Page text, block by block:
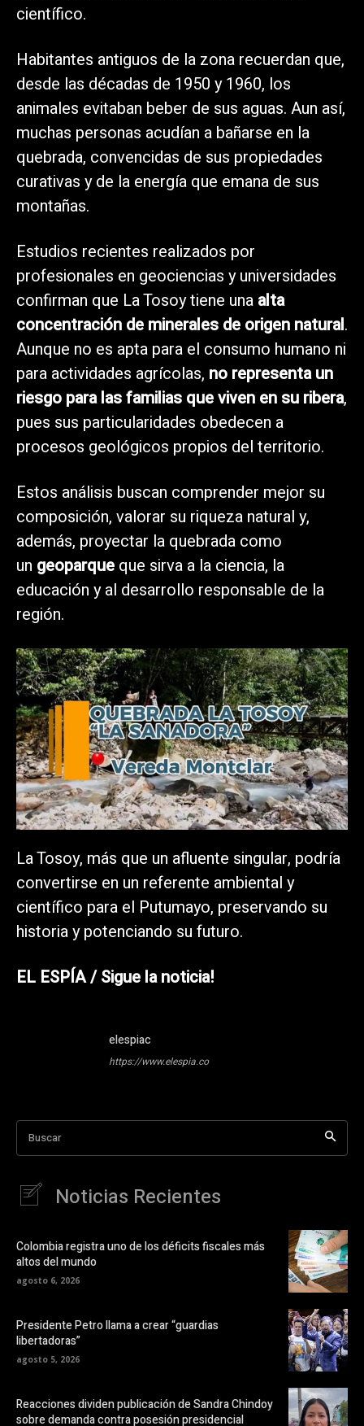
científico.
Habitantes antiguos de la zona recuerdan que,
desde las décadas de 1950 y 1960, los
animales evitaban beber de sus aguas. Aun así,
muchas personas acudían a bañarse en la
quebrada, convencidas de sus propiedades
curativas y de la energía que emana de sus
montañas.
Estudios recientes realizados por
profesionales en geociencias y universidades
confirman que La Tosoy tiene una alta
concentración de minerales de origen natural.
Aunque no es apta para el consumo humano ni
para actividades agrícolas, no representa un
riesgo para las familias que viven en su ribera,
pues sus particularidades obedecen a
procesos geológicos propios del territorio.
Estos análisis buscan comprender mejor su
composición, valorar su riqueza natural y,
además, proyectar la quebrada como
un geoparque que sirva a la ciencia, la
educación y al desarrollo responsable de la
región.
La Tosoy, más que un afluente singular, podría
convertirse en un referente ambiental y
científico para el Putumayo, preservando su
historia y potenciando su futuro.
EL ESPÍA / Sigue la noticia!
elespiac
https://www.elespia.co
Buscar
Noticias Recientes
Colombia registra uno de los déficits fiscales más
altos del mundo
agosto 6, 2026
Presidente Petro llama a crear “guardias
libertadoras”
agosto 5, 2026
Reacciones dividen publicación de Sandra Chindoy
sobre demanda contra posesión presidencial